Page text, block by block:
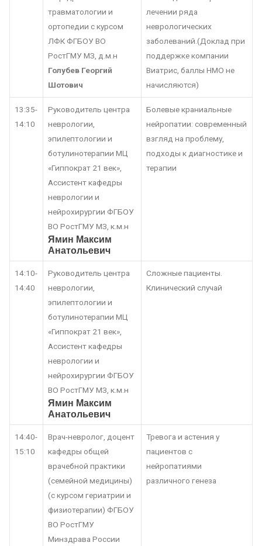
травматологии и
ортопедии с курсом
ЛФК ФГБОУ ВО
РостГМУ МЗ, д.м.н
Голубев Георгий
Шотович
лечении ряда
неврологических
заболеваний.(Доклад при
поддержке компании
Виатрис, баллы НМО не
начисляются)
13:35-
14:10
Руководитель центра
неврологии,
эпилептологии и
ботулинотерапии МЦ
«Гиппократ 21 век»,
Ассистент кафедры
неврологии и
нейрохирургии ФГБОУ
ВО РостГМУ МЗ, к.м.н
Ямин Максим
Анатольевич
Болевые краниальные
нейропатии: современный
взгляд на проблему,
подходы к диагностике и
терапии
14:10-
14:40
Руководитель центра
неврологии,
эпилептологии и
ботулинотерапии МЦ
«Гиппократ 21 век»,
Ассистент кафедры
неврологии и
нейрохирургии ФГБОУ
ВО РостГМУ МЗ, к.м.н
Ямин Максим
Анатольевич
Сложные пациенты.
Клинический случай
14:40-
15:10
Врач-невролог, доцент
кафедры общей
врачебной практики
(семейной медицины)
(с курсом гериатрии и
физиотерапии) ФГБОУ
ВО РостГМУ
Минздрава России
Тревога и астения у
пациентов с
нейропатиями
различного генеза